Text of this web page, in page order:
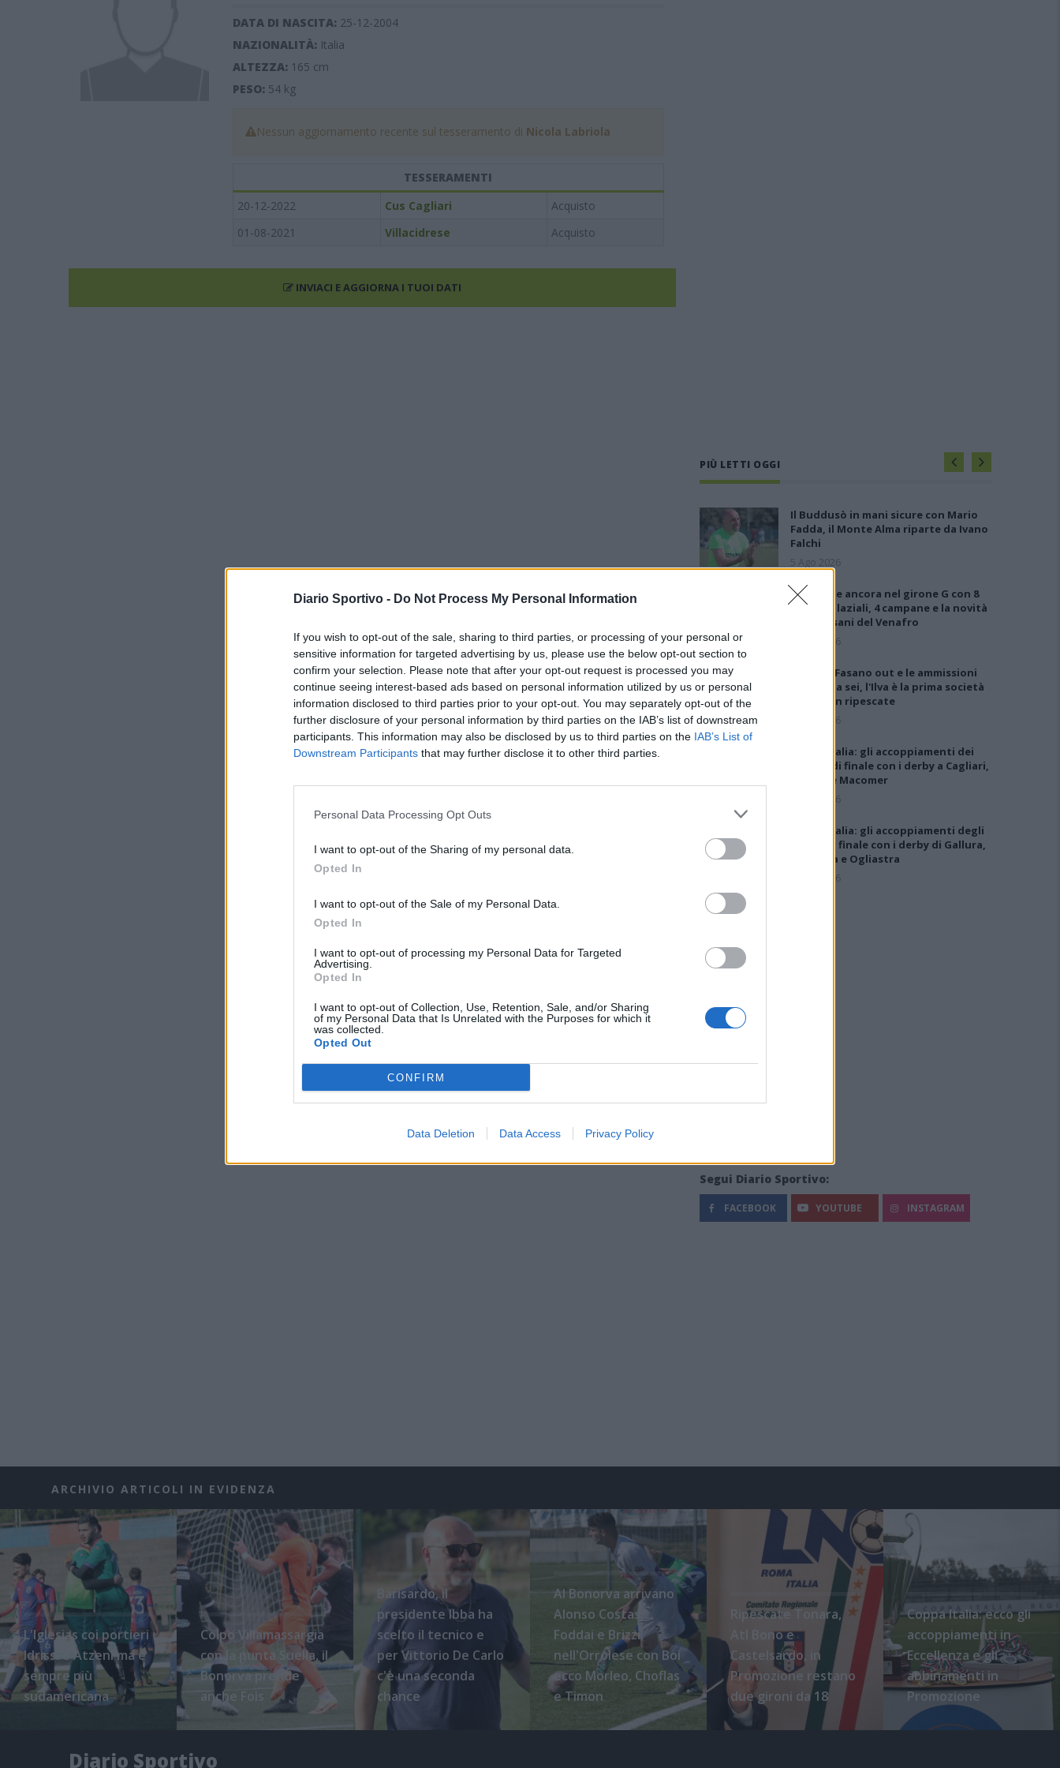
Diario Sportivo - Do Not Process My Personal Information
If you wish to opt-out of the sale, sharing to third parties, or processing of your personal or
sensitive information for targeted advertising by us, please use the below opt-out section to
confirm your selection. Please note that after your opt-out request is processed you may
continue seeing interest-based ads based on personal information utilized by us or personal
information disclosed to third parties prior to your opt-out. You may separately opt-out of the
further disclosure of your personal information by third parties on the IAB’s list of downstream
participants. This information may also be disclosed by us to third parties on the IAB’s List of
Downstream Participants that may further disclose it to other third parties.
Personal Data Processing Opt Outs
I want to opt-out of the Sharing of my personal data.
Opted In
I want to opt-out of the Sale of my Personal Data.
Opted In
I want to opt-out of processing my Personal Data for Targeted
Advertising.
Opted In
I want to opt-out of Collection, Use, Retention, Sale, and/or Sharing
of my Personal Data that Is Unrelated with the Purposes for which it
was collected.
Opted Out
CONFIRM
Data Deletion Data Access Privacy Policy
DATA DI NASCITA: 25-12-2004
NAZIONALITÀ: Italia
ALTEZZA: 165 cm
PESO: 54kg
Nessun aggiornamento recente sul tesseramento di Nicola Labriola
TESSERAMENTI
20-12-2022
Cus Cagliari
Acquisto
01-08-2021
Villacidrese Acquisto
INVIACI E AGGIORNA I TUOI DATI
PIÙ LETTI OGGI
Il Buddusò in mani sicure con Mario
Fadda, il Monte Alma riparte da Ivano
Falchi
5 Ago 2026
Le 5 sarde ancora nel girone G con 8
squadre laziali, 4 campane e la novità
dei molisani del Venafro
6 Ago 2026
Anche il Fasano out e le ammissioni
salgono a sei, l'Ilva è la prima società
tra le non ripescate
5 Ago 2026
Coppa Italia: gli accoppiamenti dei
16esimi di finale con i derby a Cagliari,
Sassari e Macomer
5 Ago 2026
Coppa Italia: gli accoppiamenti degli
ottavi di finale con i derby di Gallura,
Barbagia e Ogliastra
5 Ago 2026
Segui Diario Sportivo:
FACEBOOK YOUTUBE INSTAGRAM
ARCHIVIO ARTICOLI IN EVIDENZA
L'Iglesias coi portieri
Idrissi e Atzeni ma è
sempre più
sudamericana
Colpo Villamassargia
con la punta Suella, il
Bonorva prende
anche Fois
Barisardo, il
presidente Ibba ha
scelto il tecnico e
per Vittorio De Carlo
c'è una seconda
chance
Al Bonorva arrivano
Alonso Costas,
Foddai e Brizzi,
nell'Orrolese con Boi
ecco Morleo, Choflas
e Timon
Ripescate Tonara,
Atl Bono e
Castelsardo, in
Promozione restano
due gironi da 18
Coppa Italia: ecco gli
accoppiamenti in
Eccellenza e gli
abbinamenti in
Promozione
Diario Sportivo